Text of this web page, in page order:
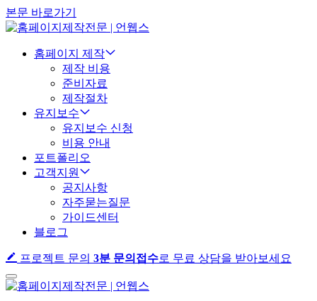
본문 바로가기
홈페이지 제작
제작 비용
준비자료
제작절차
유지보수
유지보수 신청
비용 안내
포트폴리오
고객지원
공지사항
자주묻는질문
가이드센터
블로그
프로젝트 문의 3분 문의접수로 무료 상담을 받아보세요